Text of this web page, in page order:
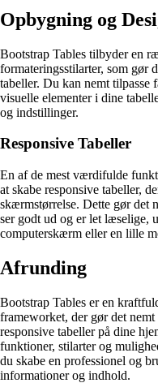
Opbygning og
Bootstrap Tables tilbyder en
formateringsstilarter, som gør
tabeller. Du kan nemt tilpasse
visuelle elementer i dine
og indstillinger.
Responsive Tabeller
En af de mest værdifulde
at skabe responsive tabeller,
skærmstørrelse. Dette gør det
ser godt ud og er let læselige,
computerskærm eller en lille
Afrunding
Bootstrap Tables er en
frameworket, der gør det
responsive tabeller på dine
funktioner, stilarter og
du skabe en professionel og
informationer og indhold.